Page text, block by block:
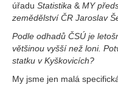
úřadu Statistika & MY
zemědělství ČR Jaroslav
Podle odhadů ČSÚ je
většinou vyšší než loni.
statku v Kyškovicích?
My jsme jen malá